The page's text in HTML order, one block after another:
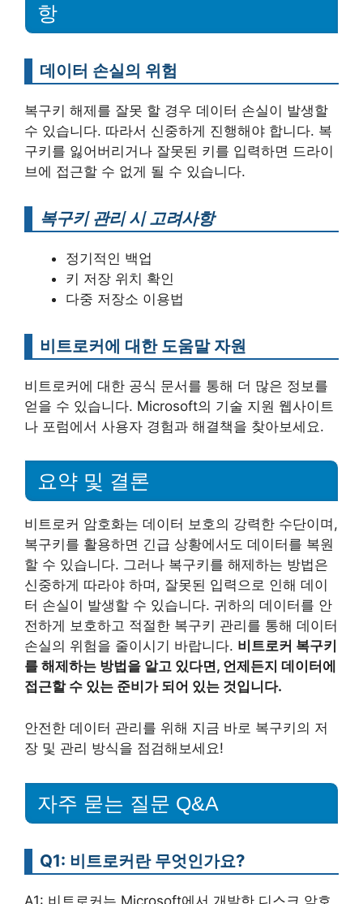
항
데이터 손실의 위험
복구키 해제를 잘못 할 경우 데이터 손실이 발생할
수 있습니다. 따라서 신중하게 진행해야 합니다. 복
구키를 잃어버리거나 잘못된 키를 입력하면 드라이
브에 접근할 수 없게 될 수 있습니다.
복구키 관리 시 고려사항
정기적인 백업
키 저장 위치 확인
다중 저장소 이용법
비트로커에 대한 도움말 자원
비트로커에 대한 공식 문서를 통해 더 많은 정보를
얻을 수 있습니다. Microsoft의 기술 지원 웹사이트
나 포럼에서 사용자 경험과 해결책을 찾아보세요.
요약 및 결론
비트로커 암호화는 데이터 보호의 강력한 수단이며,
복구키를 활용하면 긴급 상황에서도 데이터를 복원
할 수 있습니다. 그러나 복구키를 해제하는 방법은
신중하게 따라야 하며, 잘못된 입력으로 인해 데이
터 손실이 발생할 수 있습니다. 귀하의 데이터를 안
전하게 보호하고 적절한 복구키 관리를 통해 데이터
손실의 위험을 줄이시기 바랍니다. 비트로커 복구키
를 해제하는 방법을 알고 있다면, 언제든지 데이터에
접근할 수 있는 준비가 되어 있는 것입니다.
안전한 데이터 관리를 위해 지금 바로 복구키의 저
장 및 관리 방식을 점검해보세요!
자주 묻는 질문 Q&A
Q1: 비트로커란 무엇인가요?
A1: 비트로커는 Microsoft에서 개발한 디스크 암호